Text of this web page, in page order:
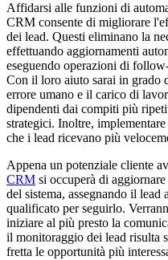
Affidarsi alle funzioni di
CRM consente di migliorare
dei lead. Questi eliminano la
effettuando aggiornamenti
eseguendo operazioni di
Con il loro aiuto sarai in grado
errore umano e il carico di
dipendenti dai compiti più
strategici. Inoltre,
che i lead ricevano più
Appena un potenziale cliente
CRM si occuperà di
del sistema, assegnando il lead
qualificato per seguirlo.
iniziare al più presto la
il monitoraggio dei lead risulta
fretta le opportunità più